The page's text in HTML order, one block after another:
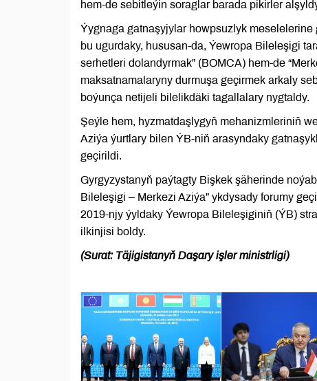
hem-de sebitleýin soraglar barada pikirler
Ýygnaga gatnaşyjylar howpsuzlyk
bu ugurdaky, hususan-da, Ýewropa Bileleşigi
serhetleri dolandyrmak” (BOMCA) hem-de
maksatnamalaryny durmuşa geçirmek arkaly
boýunça netijeli bilelikdäki tagallalary nygtaldy.
Şeýle hem, hyzmatdaşlygyň mehanizmleriniň
Aziýa ýurtlary bilen ÝB-niň arasyndaky
geçirildi.
Gyrgyzystanyň paýtagty Bişkek şäherinde
Bileleşigi – Merkezi Aziýa” ykdysady forumy
2019-njy ýyldaky Ýewropa Bileleşiginiň (ÝB)
ilkinjisi boldy.
(Surat: Täjigistanyň Daşary işler ministrligi)